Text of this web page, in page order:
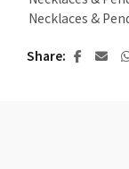
Necklaces &
Share